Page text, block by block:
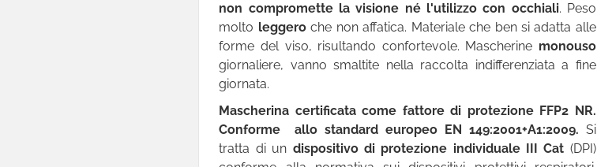
non compromette la visione né l'utilizzo con occhiali. Peso
molto leggeroche non affatica. Materiale che ben si adatta alle
forme del viso, risultando confortevole. Mascherine monouso
giornaliere, vanno smaltite nella raccolta indifferenziata a fine
giornata.
Mascherina certificata come fattore di protezione FFP2 NR.
Conforme allo standard europeo EN 149:2001+A1:2009. Si
tratta di un dispositivo di protezione individuale III Cat (DPI)